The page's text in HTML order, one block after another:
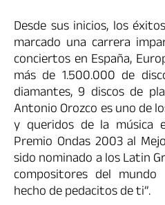
Desde sus inicios, los
marcado una carrera
conciertos en España,
más de 1.500.000 de
diamantes, 9 discos de
Antonio Orozco es uno de
y queridos de la música
Premio Ondas 2003 al
sido nominado a los Latin
compositores del
hecho de pedacitos de ti”.